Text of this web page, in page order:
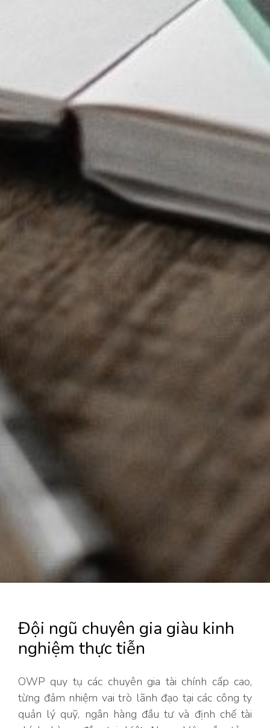
Đội ngũ chuyên gia giàu kinh
nghiệm thực tiễn
OWP quy tụ các chuyên gia tài chính cấp cao,
từng đảm nhiệm vai trò lãnh đạo tại các công ty
quản lý quỹ, ngân hàng đầu tư và định chế tài